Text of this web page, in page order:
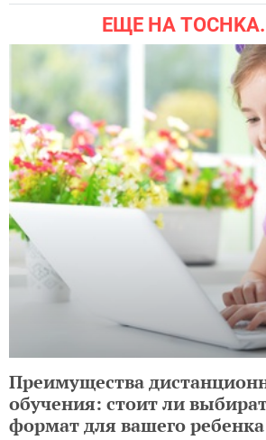
ЕЩЕ НА
Преимущества
обучения: стоит ли
формат для вашего ребенка